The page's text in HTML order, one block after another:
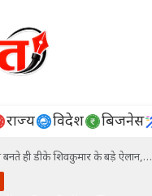
राज्य विदेश बिजनेस
बनते ही डीके शिवकुमार के बड़े ऐलान,…